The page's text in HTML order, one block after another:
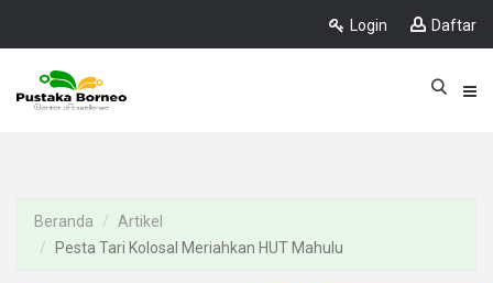
Login Daftar
Beranda
Artikel
Pesta Tari Kolosal Meriahkan HUT Mahulu